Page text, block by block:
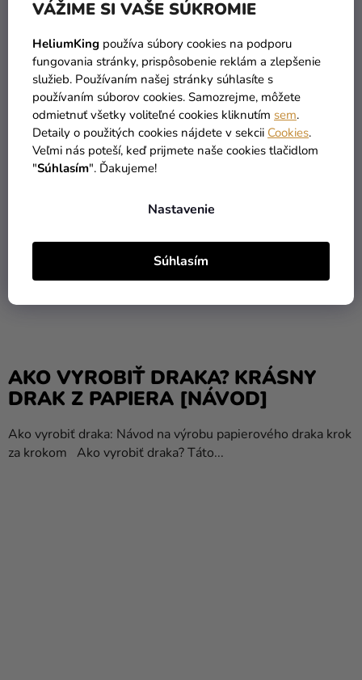
VÁŽIME SI VAŠE SÚKROMIE
HeliumKing používa súbory cookies na podporu
fungovania stránky, prispôsobenie reklám a zlepšenie
služieb. Používaním našej stránky súhlasíte s
používaním súborov cookies. Samozrejme, môžete
odmietnuť všetky voliteľné cookies kliknutím sem.
Detaily o použitých cookies nájdete v sekcii Cookies.
Veľmi nás poteší, keď prijmete naše cookies tlačidlom
"Súhlasím". Ďakujeme!
Nastavenie
Súhlasím
[KOMPLETNÝ NÁVOD]
Ako vyrobiť kostým anjela: Tvorenie kostýmu anjela krok za
krokom Ak sa blíži Mikuláš a vy premýš...
AKO VYROBIŤ DRAKA? KRÁSNY
DRAK Z PAPIERA [NÁVOD]
Ako vyrobiť draka: Návod na výrobu papierového draka krok
za krokom Ako vyrobiť draka? Táto...